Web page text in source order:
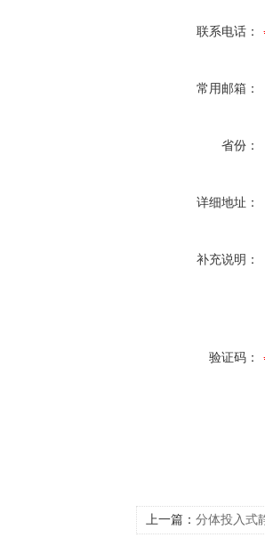
联系电话：
常用邮箱：
省份：
详细地址：
补充说明：
验证码：
上一篇： 分体投入式